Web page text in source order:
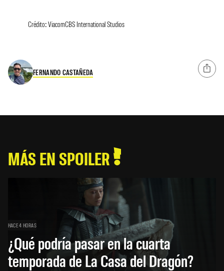
Crédito: ViacomCBS International Studios
FERNANDO CASTAÑEDA
MÁS EN SPOILER
HACE 4 HORAS
¿Qué podría pasar en la cuarta
temporada de La Casa del Dragón?